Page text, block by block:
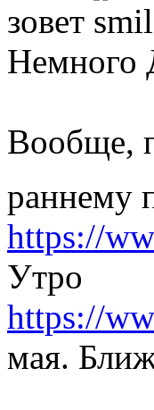
зовет
Немного
Вообще,
раннему
https://
Утро
https://
мая.